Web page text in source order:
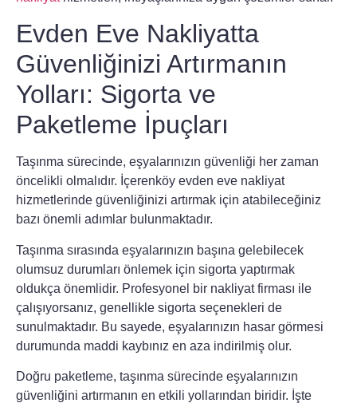
Evden Eve Nakliyatta
Güvenliğinizi Artırmanın
Yolları: Sigorta ve
Paketleme İpuçları
Taşınma sürecinde, eşyalarınızın güvenliği her zaman
öncelikli olmalıdır. İçerenköy evden eve nakliyat
hizmetlerinde güvenliğinizi artırmak için atabileceğiniz
bazı önemli adımlar bulunmaktadır.
Taşınma sırasında eşyalarınızın başına gelebilecek
olumsuz durumları önlemek için sigorta yaptırmak
oldukça önemlidir. Profesyonel bir nakliyat firması ile
çalışıyorsanız, genellikle sigorta seçenekleri de
sunulmaktadır. Bu sayede, eşyalarınızın hasar görmesi
durumunda maddi kaybınız en aza indirilmiş olur.
Doğru paketleme, taşınma sürecinde eşyalarınızın
güvenliğini artırmanın en etkili yollarından biridir. İşte